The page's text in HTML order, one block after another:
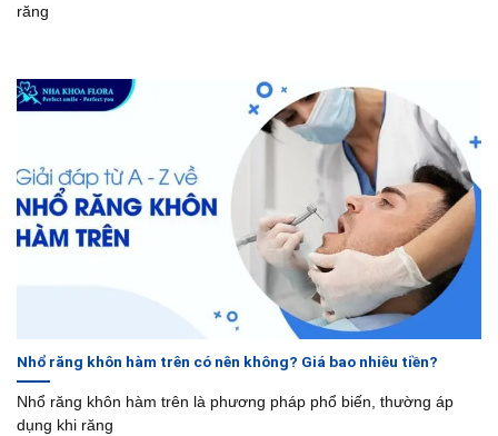
răng
Nhổ răng khôn hàm trên có nên không? Giá bao nhiêu tiền?
Nhổ răng khôn hàm trên là phương pháp phổ biến, thường áp
dụng khi răng